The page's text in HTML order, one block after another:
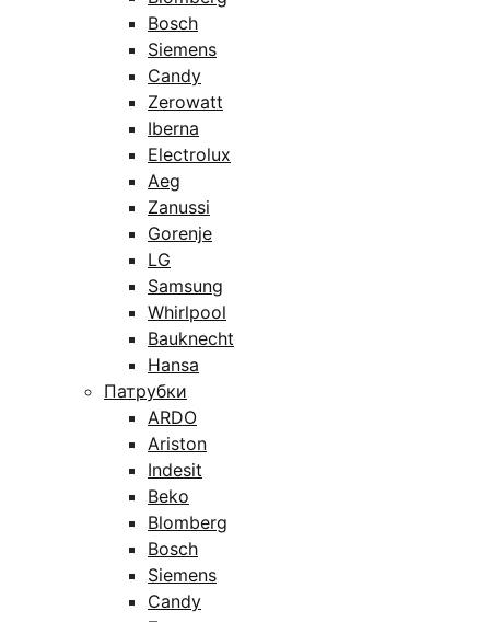
Bosch
Siemens
Candy
Zerowatt
Iberna
Electrolux
Aeg
Zanussi
Gorenje
LG
Samsung
Whirlpool
Bauknecht
Hansa
Патрубки
ARDO
Ariston
Indesit
Beko
Blomberg
Bosch
Siemens
Candy